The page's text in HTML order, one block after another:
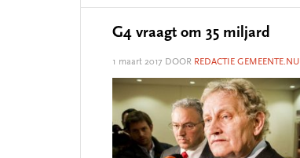
G4 vraagt om 35 miljard
1 maart 2017 DOOR REDACTIE GEMEENTE.NU